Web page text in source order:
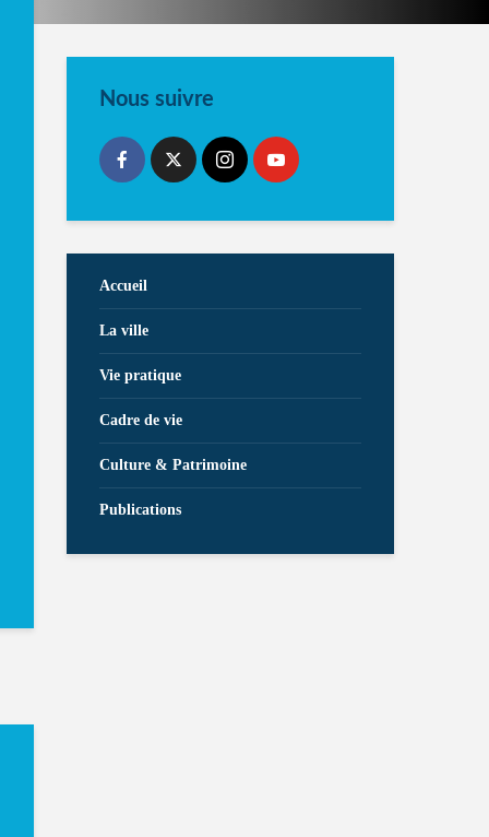
Nous suivre
Accueil
La ville
Vie pratique
Cadre de vie
Culture & Patrimoine
Publications